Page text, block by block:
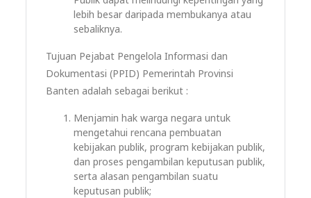
lebih besar daripada membukanya atau
sebaliknya.
Tujuan Pejabat Pengelola Informasi dan
Dokumentasi (PPID) Pemerintah Provinsi
Banten adalah sebagai berikut :
Menjamin hak warga negara untuk
mengetahui rencana pembuatan
kebijakan publik, program kebijakan publik,
dan proses pengambilan keputusan publik,
serta alasan pengambilan suatu
keputusan publik;